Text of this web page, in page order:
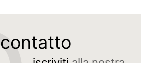
contatto